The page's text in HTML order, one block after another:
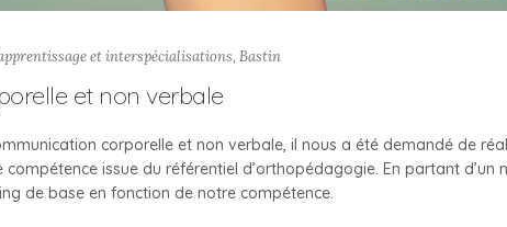
et interspécialisations, Bastin
et non verbale
corporelle et non verbale, il nous a été demandé de
issue du référentiel d’orthopédagogie. En partant d’un
de base en fonction de notre compétence.